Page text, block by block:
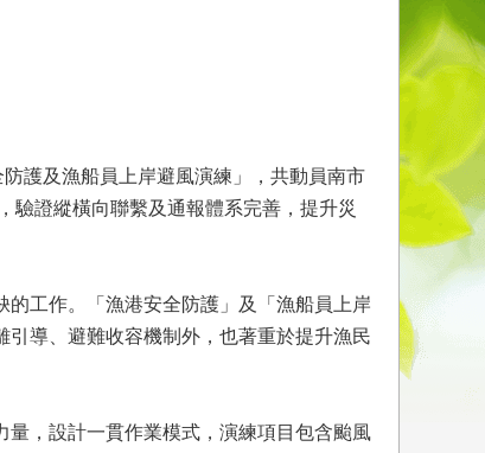
護及漁船員上岸避風演練」，共動員南市
驗證縱橫向聯繫及通報體系完善，提升災
工作。「漁港安全防護」及「漁船員上岸
導、避難收容機制外，也著重於提升漁民
，設計一貫作業模式，演練項目包含颱風